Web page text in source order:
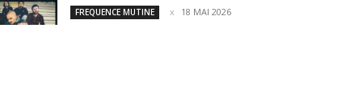
FREQUENCE MUTINE 18 MAI 2026